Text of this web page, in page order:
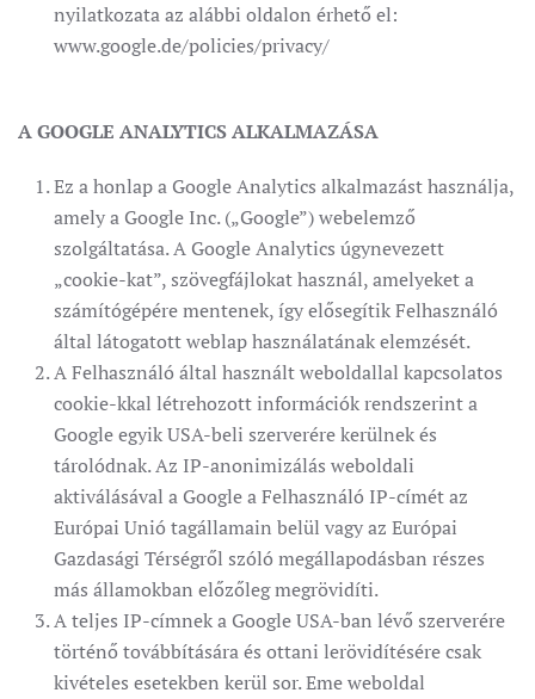
nyilatkozata az alábbi oldalon érhető el:
www.google.de/policies/privacy/
A GOOGLE ANALYTICS ALKALMAZÁSA
Ez a honlap a Google Analytics alkalmazást használja,
amely a Google Inc. („Google”) webelemző
szolgáltatása. A Google Analytics úgynevezett
„cookie-kat”, szövegfájlokat használ, amelyeket a
számítógépére mentenek, így elősegítik Felhasználó
által látogatott weblap használatának elemzését.
A Felhasználó által használt weboldallal kapcsolatos
cookie-kkal létrehozott információk rendszerint a
Google egyik USA-beli szerverére kerülnek és
tárolódnak. Az IP-anonimizálás weboldali
aktiválásával a Google a Felhasználó IP-címét az
Európai Unió tagállamain belül vagy az Európai
Gazdasági Térségről szóló megállapodásban részes
más államokban előzőleg megrövidíti.
A teljes IP-címnek a Google USA-ban lévő szerverére
történő továbbítására és ottani lerövidítésére csak
kivételes esetekben kerül sor. Eme weboldal